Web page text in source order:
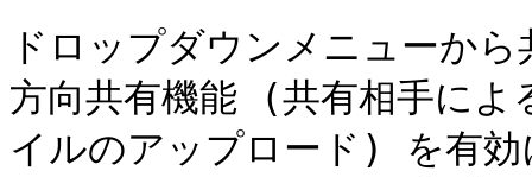
ドロップダウンメニューか
方向共有機能 (共有相手によ
イルのアップロード) を有